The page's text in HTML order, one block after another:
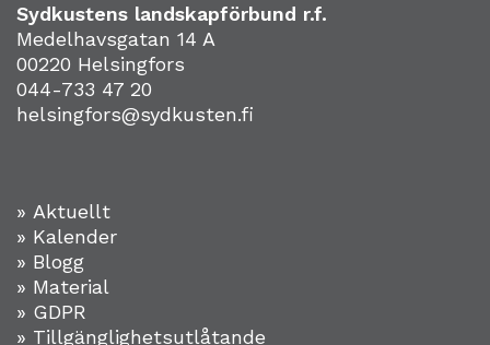
Sydkustens landskapförbund r.f.
Medelhavsgatan 14 A
00220 Helsingfors
044-733 47 20
helsingfors@sydkusten.fi
» Aktuellt
» Kalender
» Blogg
» Material
» GDPR
» Tillgänglighetsutlåtande